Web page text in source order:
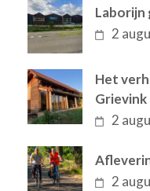
Laborijn
2
Het
Grievink
2
2